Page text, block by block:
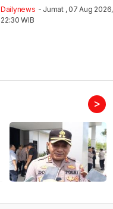
Dailynews - Jumat , 07 Aug 2026,
22:30 WIB
>